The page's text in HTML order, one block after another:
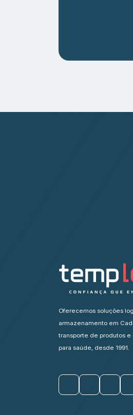
Oferecemos soluções
armazenamento em
transporte de produtos
para saúde, desde 1991.